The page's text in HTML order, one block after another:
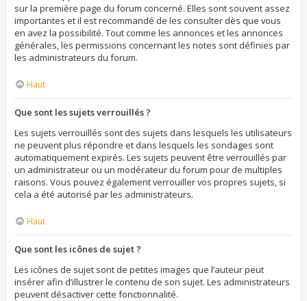
sur la première page du forum concerné. Elles sont souvent assez
importantes et il est recommandé de les consulter dès que vous
en avez la possibilité. Tout comme les annonces et les annonces
générales, les permissions concernant les notes sont définies par
les administrateurs du forum.
Haut
Que sont les sujets verrouillés ?
Les sujets verrouillés sont des sujets dans lesquels les utilisateurs
ne peuvent plus répondre et dans lesquels les sondages sont
automatiquement expirés. Les sujets peuvent être verrouillés par
un administrateur ou un modérateur du forum pour de multiples
raisons. Vous pouvez également verrouiller vos propres sujets, si
cela a été autorisé par les administrateurs.
Haut
Que sont les icônes de sujet ?
Les icônes de sujet sont de petites images que l’auteur peut
insérer afin d’illustrer le contenu de son sujet. Les administrateurs
peuvent désactiver cette fonctionnalité.